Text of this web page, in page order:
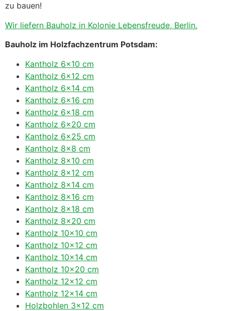
zu bauen!
Wir liefern Bauholz in Kolonie Lebensfreude, Berlin.
Bauholz im Holzfachzentrum Potsdam:
Kantholz 6×10 cm
Kantholz 6×12 cm
Kantholz 6×14 cm
Kantholz 6×16 cm
Kantholz 6×18 cm
Kantholz 6×20 cm
Kantholz 6×25 cm
Kantholz 8×8 cm
Kantholz 8×10 cm
Kantholz 8×12 cm
Kantholz 8×14 cm
Kantholz 8×16 cm
Kantholz 8×18 cm
Kantholz 8×20 cm
Kantholz 10×10 cm
Kantholz 10×12 cm
Kantholz 10×14 cm
Kantholz 10×20 cm
Kantholz 12×12 cm
Kantholz 12×14 cm
Holzbohlen 3×12 cm